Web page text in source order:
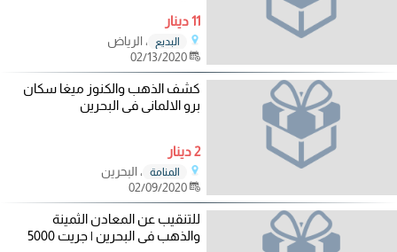
11 دينار
البديع
، الرياض
02/13/2020
كشف الذهب والكنوز ميغا سكان
برو الالمانى فى البحرين
2 دينار
المنامة
، البحرين
02/09/2020
للتنقيب عن المعادن الثمينة
والذهب فى البحرين | جريت 5000